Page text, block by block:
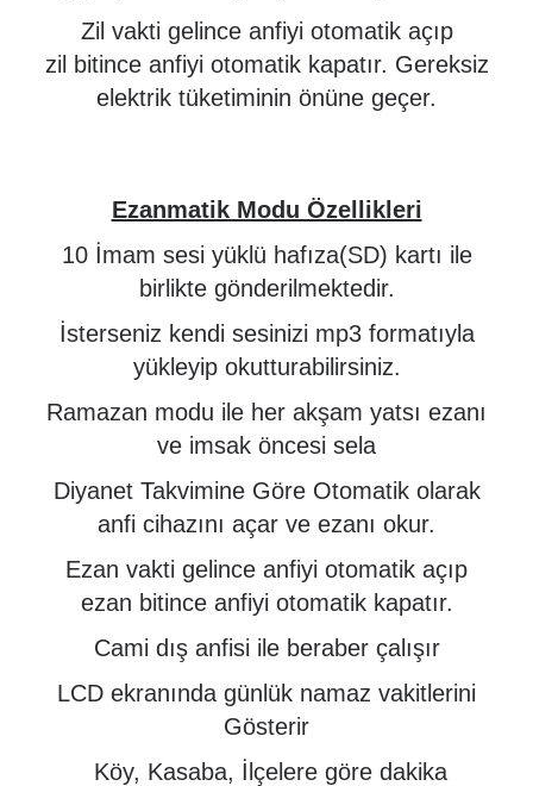
Zil vakti gelince anfiyi otomatik açıp
zil bitince anfiyi otomatik kapatır. Gereksiz
elektrik tüketiminin önüne geçer.
Ezanmatik Modu Özellikleri
10 İmam sesi yüklü hafıza(SD) kartı ile
birlikte gönderilmektedir.
İsterseniz kendi sesinizi mp3 formatıyla
yükleyip okutturabilirsiniz.
Ramazan modu ile her akşam yatsı ezanı
ve imsak öncesi sela
Diyanet Takvimine Göre Otomatik olarak
anfi cihazını açar ve ezanı okur.
Ezan vakti gelince anfiyi otomatik açıp
ezan bitince anfiyi otomatik kapatır.
Cami dış anfisi ile beraber çalışır
LCD ekranında günlük namaz vakitlerini
Gösterir
Köy, Kasaba, İlçelere göre dakika